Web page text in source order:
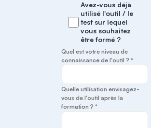
Avez-vous déjà
utilisé l'outil / le
test sur lequel
vous souhaitez
être formé ?
Quel est votre niveau de
connaissance de l'outil ? *
Quelle utilisation envisagez-
vous de l'outil après la
formation ? *